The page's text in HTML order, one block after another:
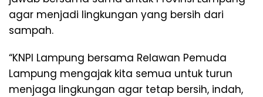
agar menjadi lingkungan yang bersih dari
sampah.
“KNPI Lampung bersama Relawan Pemuda
Lampung mengajak kita semua untuk turun
menjaga lingkungan agar tetap bersih, indah,